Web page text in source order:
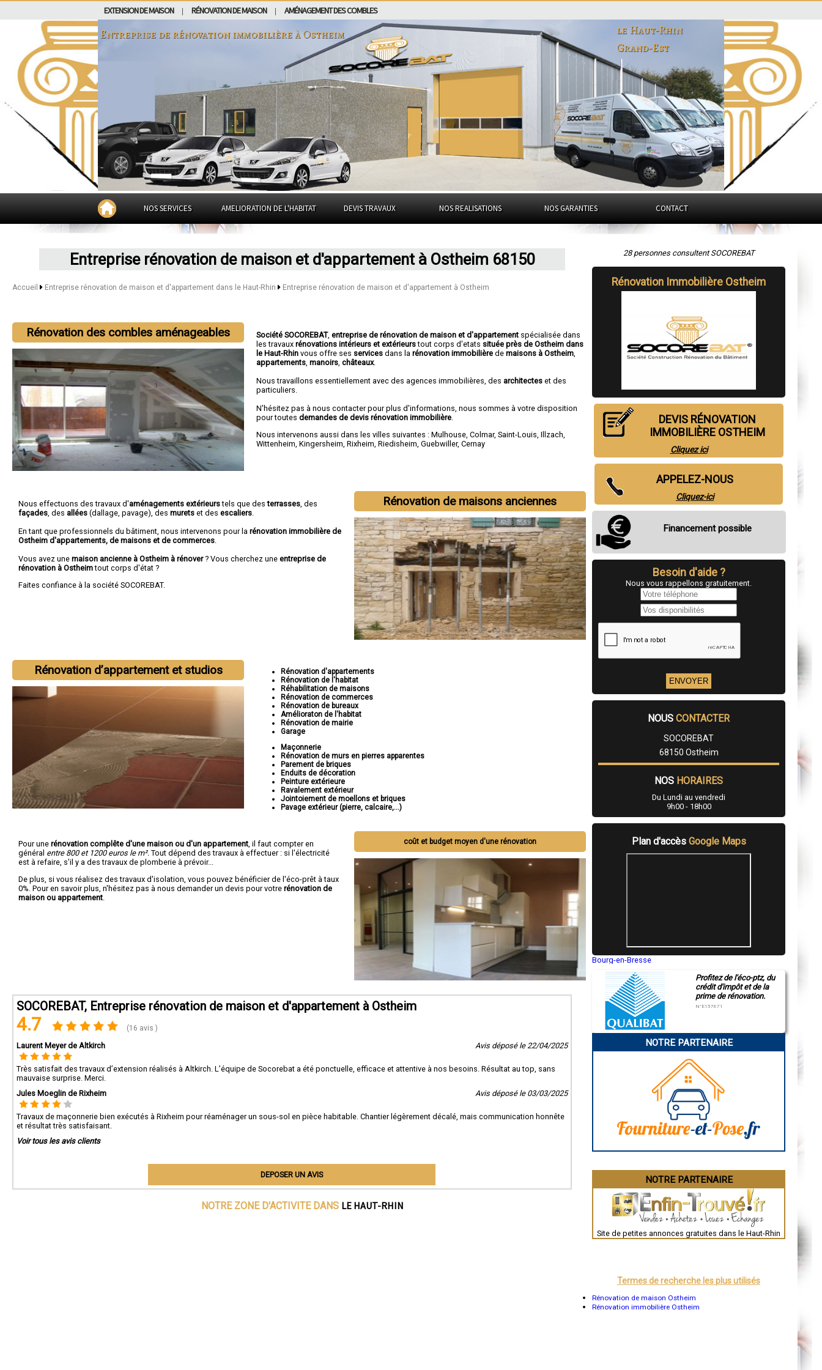
EXTENSION DE MAISON RÉNOVATION DE MAISON AMÉNAGEMENT DES COMBLES
Entreprise de rénovation immobilière àOstheim
le Haut-Rhin
Grand-Est
NOS SERVICES AMELIORATION DE L'HABITAT DEVIS TRAVAUX NOS REALISATIONS NOS GARANTIES CONTACT
Entreprise rénovation de maison et d'appartement à Ostheim 68150
Accueil Entreprise rénovation de maison et d'appartement dans le Haut-Rhin Entreprise rénovation de maison et d'appartement à Ostheim
Rénovation des combles aménageables Société SOCOREBAT,entreprise de rénovation de maison et d'appartement spécialisée dans
les travauxrénovations intérieurs et extérieurstout corps d'etats située près de Ostheim dans
le Haut-Rhinvous offre ses services dans larénovation immobilière demaisons à Ostheim
appartements ,manoirs ,châteaux.
Nous travaillons essentiellement avec des agences immobilières, des architectes et des
particuliers.
N'hésitez pas à nous contacter pour plus d'informations, nous sommes à votre disposition
pour toutesdemandes de devis rénovation immobilière
Nous intervenons aussi dans les villes suivantes :Mulhouse ,Colmar,Saint-Louis ,Illzach
Wittenheim ,Kingersheim ,Rixheim ,Riedisheim ,Guebwiller,Cernay
Rénovation de maisons anciennes
Nous effectuons des travaux d'aménagements extérieurstels que desterrasses , des
façades , des allées (dallage, pavage), des murets et des escaliers
En tant que professionnels du bâtiment, nous intervenons pour la rénovation immobilière de
Ostheim d'appartements, de maisons et de commerces
Vous avez une maison ancienne à Ostheim à rénover? Vous cherchez une entreprise de
rénovation à Ostheimtout corps d'état ?
Faites confiance à la société SOCOREBAT.
Rénovation d’appartement et studios
Rénovation d'appartements
Rénovation de l'habitat
Réhabilitation de maisons
Rénovation de commerces
Rénovation de bureaux
Amélioraton de l'habitat
Rénovation de mairie
Garage
Maçonnerie
Rénovation de murs en pierres apparentes
Parement de briques
Enduits de décoration
Peinture extérieure
Ravalement extérieur
Jointoiement de moellons et briques
Pavage extérieur (pierre, calcaire,...)
coût et budget moyen d'une rénovation
Pour une rénovation complête d'une maison ou d'un appartement , il faut compter en
général entre 800 et 1200 euros le m². Tout dépend des travaux à effectuer : si l'électricité
est à refaire, s'il y a des travaux de plomberie à prévoir...
De plus, si vous réalisez des travaux d'isolation, vous pouvez bénéficier de l'éco-prêt à taux
0%. Pour en savoir plus, n'hésitez pas à nous demander un devis pour votre rénovation de
maison ou appartement
SOCOREBAT, Entreprise rénovation de maison et d'appartement à Ostheim
4.7 (16 avis )
Laurent Meyer de Altkirch Avis déposé le 22/04/2025
Très satisfait des travaux d’extension réalisés à Altkirch. L’équipe de Socorebat a été ponctuelle, efficace et attentive à nos besoins. Résultat au top, sans
mauvaise surprise. Merci.
Jules Moeglin de Rixheim
Avis déposé le 03/03/2025
Travaux de maçonnerie bien exécutés à Rixheim pour réaménager un sous-sol en pièce habitable. Chantier légèrement décalé, mais communication honnête
et résultat très satisfaisant.
Voir tous les avis clients
DEPOSER UN AVIS
NOTRE ZONE D'ACTIVITE DANS LE HAUT-RHIN
28 personnes consultent SOCOREBAT
Rénovation Immobilière Ostheim
DEVIS RÉNOVATION
IMMOBILIÈRE OSTHEIM
Cliquez ici
APPELEZ-NOUS
Cliquez-ici
Financement possible
Besoin d'aide ?
Nous vous rappellons gratuitement.
NOUS CONTACTER
SOCOREBAT
68150 Ostheim
NOS HORAIRES
Du Lundi au vendredi
9h00 - 18h00
Plan d'accès Google Maps
Bourg-en-Bresse
Montluçon
Manosque
Gap
Charleville-Mézières
Pamiers
Narbonne
Brive-la-Gaillarde
Guéret
Besançon
Évreux
Chartres
Nîmes
Auch
Dole
Mont-de-Marsan
Profitez de l'éco-ptz, du
crédit d'impôt et de la
prime de rénovation.
N°E157671
NOTRE PARTENAIRE
NOTRE PARTENAIRE
Site de petites annonces gratuites dans le Haut-Rhin
Termes de recherche les plus utilisés
Rénovation de maison Ostheim
Rénovation immobilière Ostheim